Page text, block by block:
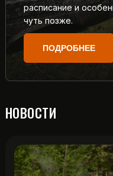
расписание и
чуть позже.
ПОДРОБНЕЕ
НОВОСТИ